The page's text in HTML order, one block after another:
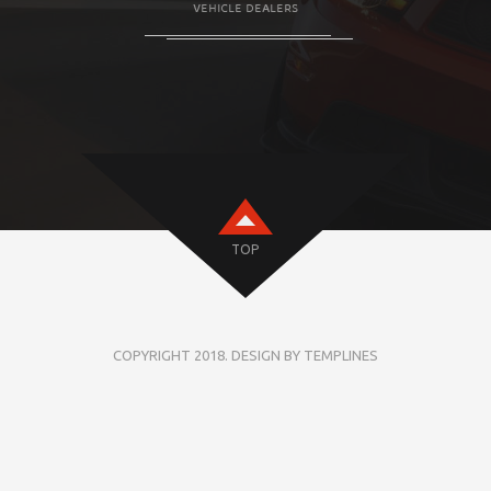
TOP
COPYRIGHT 2018. DESIGN BY TEMPLINES